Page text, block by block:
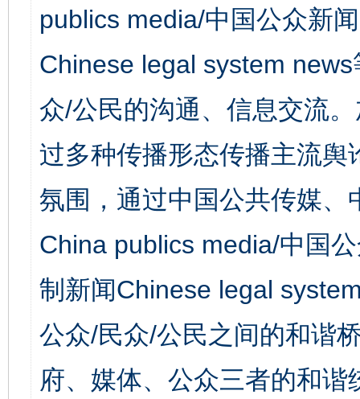
publics media/中国公众新
Chinese legal system
众/公民的沟通、信息交流
过多种传播形态传播主流
氛围，通过中国公共传媒
China publics media/中国
制新闻Chinese legal
公众/民众/公民之间的和谐
府、媒体、公众三者的和谐